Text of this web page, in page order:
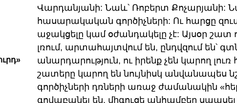
Վարդանյանի: Նաև՝ Ռոբերտ Քոչարյանի:
հասարակական գործիչների: Ու հարցը
աջակցելը կամ օժանդակելը չէ: Այսօր շատ
լռում, արտահայտվում են, ընդվզում են՝
անարդարություն, ու իրենք չեն կարող
շատերը կարող են նույնիսկ անվանապես
գործիչների դռների առաջ ժամանակին
գովաբանել են, միգուցե անհամբեր